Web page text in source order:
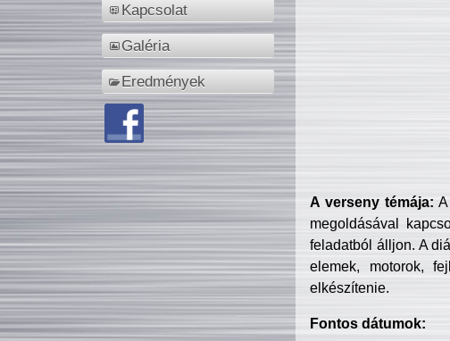
Kapcsolat
Galéria
Eredmények
A verseny témája:
megoldásával
feladatból álljon. A
elemek, motorok,
elkészítenie.
Fontos dátumok: